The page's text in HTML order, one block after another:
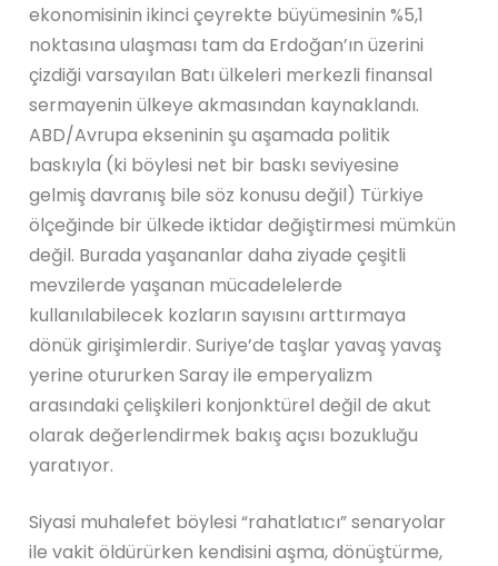
ekonomisinin ikinci çeyrekte büyümesinin %5,1
noktasına ulaşması tam da Erdoğan’ın üzerini
çizdiği varsayılan Batı ülkeleri merkezli finansal
sermayenin ülkeye akmasından kaynaklandı.
ABD/Avrupa ekseninin şu aşamada politik
baskıyla (ki böylesi net bir baskı seviyesine
gelmiş davranış bile söz konusu değil) Türkiye
ölçeğinde bir ülkede iktidar değiştirmesi mümkün
değil. Burada yaşananlar daha ziyade çeşitli
mevzilerde yaşanan mücadelelerde
kullanılabilecek kozların sayısını arttırmaya
dönük girişimlerdir. Suriye’de taşlar yavaş yavaş
yerine otururken Saray ile emperyalizm
arasındaki çelişkileri konjonktürel değil de akut
olarak değerlendirmek bakış açısı bozukluğu
yaratıyor.
Siyasi muhalefet böylesi “rahatlatıcı” senaryolar
ile vakit öldürürken kendisini aşma, dönüştürme,